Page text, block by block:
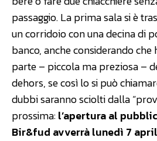
passaggio. La prima sala si è
un corridoio con una decina di
banco, anche considerando
parte – piccola ma preziosa –
dehors, se così lo si può
dubbi saranno sciolti dalla
prossima:l’apertura al
Bir&fud avverrà lunedì 7